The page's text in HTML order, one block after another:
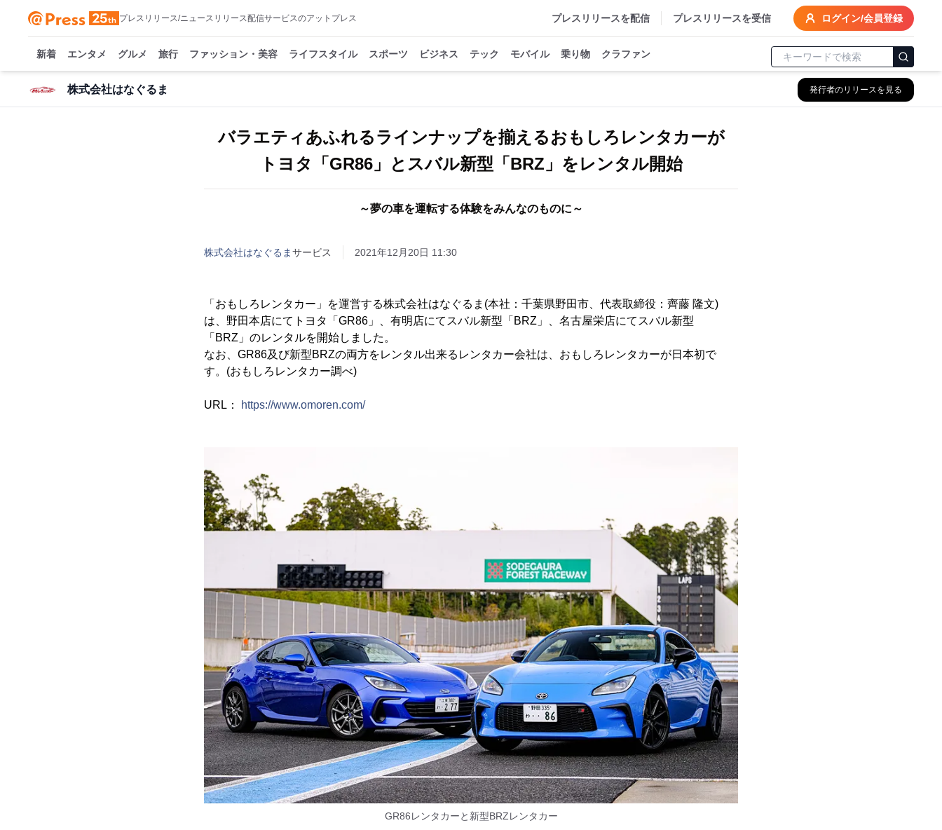
プレスリリース/ニュースリリース配信サービスのアットプレス プレスリリースを配信 プレスリリースを受信 ログイン/会員登録
新着 エンタメ グルメ 旅行 ファッション・美容 ライフスタイル スポーツ ビジネス テック モバイル 乗り物 クラファン
株式会社はなぐるま 発行者のリリースを見る
バラエティあふれるラインナップを揃えるおもしろレンタカーが
トヨタ「GR86」とスバル新型「BRZ」をレンタル開始
～夢の車を運転する体験をみんなのものに～
株式会社はなぐるまサービス 2021年12月20日 11:30
「おもしろレンタカー」を運営する株式会社はなぐるま(本社：千葉県野田市、代表取締役：齊藤 隆文)
は、野田本店にてトヨタ「GR86」、有明店にてスバル新型「BRZ」、名古屋栄店にてスバル新型
「BRZ」のレンタルを開始しました。
なお、GR86及び新型BRZの両方をレンタル出来るレンタカー会社は、おもしろレンタカーが日本初で
す。(おもしろレンタカー調べ)
URL： https://www.omoren.com/
GR86レンタカーと新型BRZレンタカー